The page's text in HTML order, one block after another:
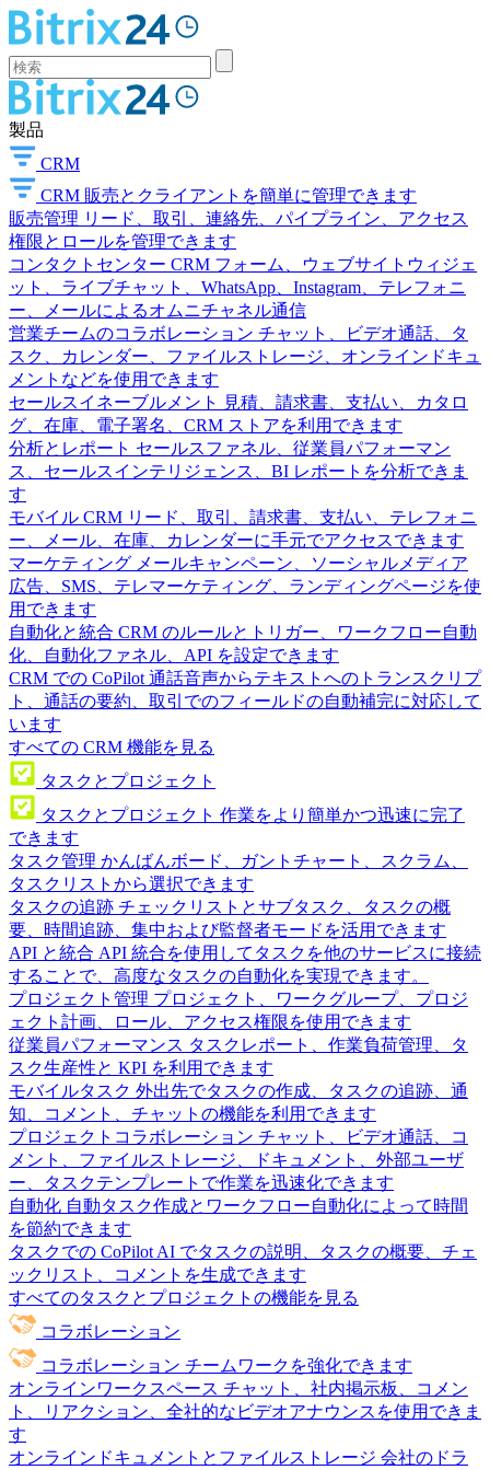
製品
CRM
CRM 販売とクライアントを簡単に管理できます
販売管理 リード、取引、連絡先、パイプライン、アクセス
権限とロールを管理できます
コンタクトセンター CRM フォーム、ウェブサイトウィジェ
ット、ライブチャット、WhatsApp、Instagram、テレフォニ
ー、メールによるオムニチャネル通信
営業チームのコラボレーション チャット、ビデオ通話、タ
スク、カレンダー、ファイルストレージ、オンラインドキュ
メントなどを使用できます
セールスイネーブルメント
見積、請求書、支払い、カタロ
グ、在庫、電子署名、CRM ストアを利用できます
分析とレポート セールスファネル、従業員パフォーマン
ス、セールスインテリジェンス、BI レポートを分析できま
す
モバイル CRM リード、取引、請求書、支払い、テレフォニ
ー、メール、在庫、カレンダーに手元でアクセスできます
マーケティング メールキャンペーン、ソーシャルメディア
広告、SMS、テレマーケティング、ランディングページを使
用できます
自動化と統合 CRM のルールとトリガー、ワークフロー自動
化、自動化ファネル、API を設定できます
CRM での CoPilot 通話音声からテキストへのトランスクリプ
ト、通話の要約、取引でのフィールドの自動補完に対応して
います
すべての CRM 機能を見る
タスクとプロジェクト
タスクとプロジェクト 作業をより簡単かつ迅速に完了
できます
タスク管理 かんばんボード、ガントチャート、スクラム、
タスクリストから選択できます
タスクの追跡 チェックリストとサブタスク、タスクの概
要、時間追跡、集中および監督者モードを活用できます
API と統合 API 統合を使用してタスクを他のサービスに接続
することで、高度なタスクの自動化を実現できます。
プロジェクト管理 プロジェクト、ワークグループ、プロジ
ェクト計画、ロール、アクセス権限を使用できます
従業員パフォーマンス タスクレポート、作業負荷管理、タ
スク生産性と KPI を利用できます
モバイルタスク 外出先でタスクの作成、タスクの追跡、通
知、コメント、チャットの機能を利用できます
プロジェクトコラボレーション チャット、ビデオ通話、コ
メント、ファイルストレージ、ドキュメント、外部ユーザ
ー、タスクテンプレートで作業を迅速化できます
自動化 自動タスク作成とワークフロー自動化によって時間
を節約できます
タスクでの CoPilot AI でタスクの説明、タスクの概要、チェ
ックリスト、コメントを生成できます
すべてのタスクとプロジェクトの機能を見る
コラボレーション
コラボレーション チームワークを強化できます
オンラインワークスペース チャット、社内掲示板、コメン
ト、リアクション、全社的なビデオアナウンスを使用できま
す
オンラインドキュメントとファイルストレージ 会社のドラ